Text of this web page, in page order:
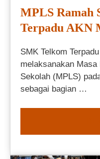
MPLS Ramah
Terpadu AKN
SMK Telkom
melaksanakan Masa
Sekolah (MPLS)
sebagai bagian …